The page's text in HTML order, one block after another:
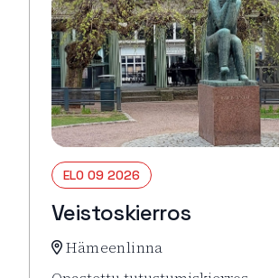
ELO 09 2026
Veistoskierros
Hämeenlinna